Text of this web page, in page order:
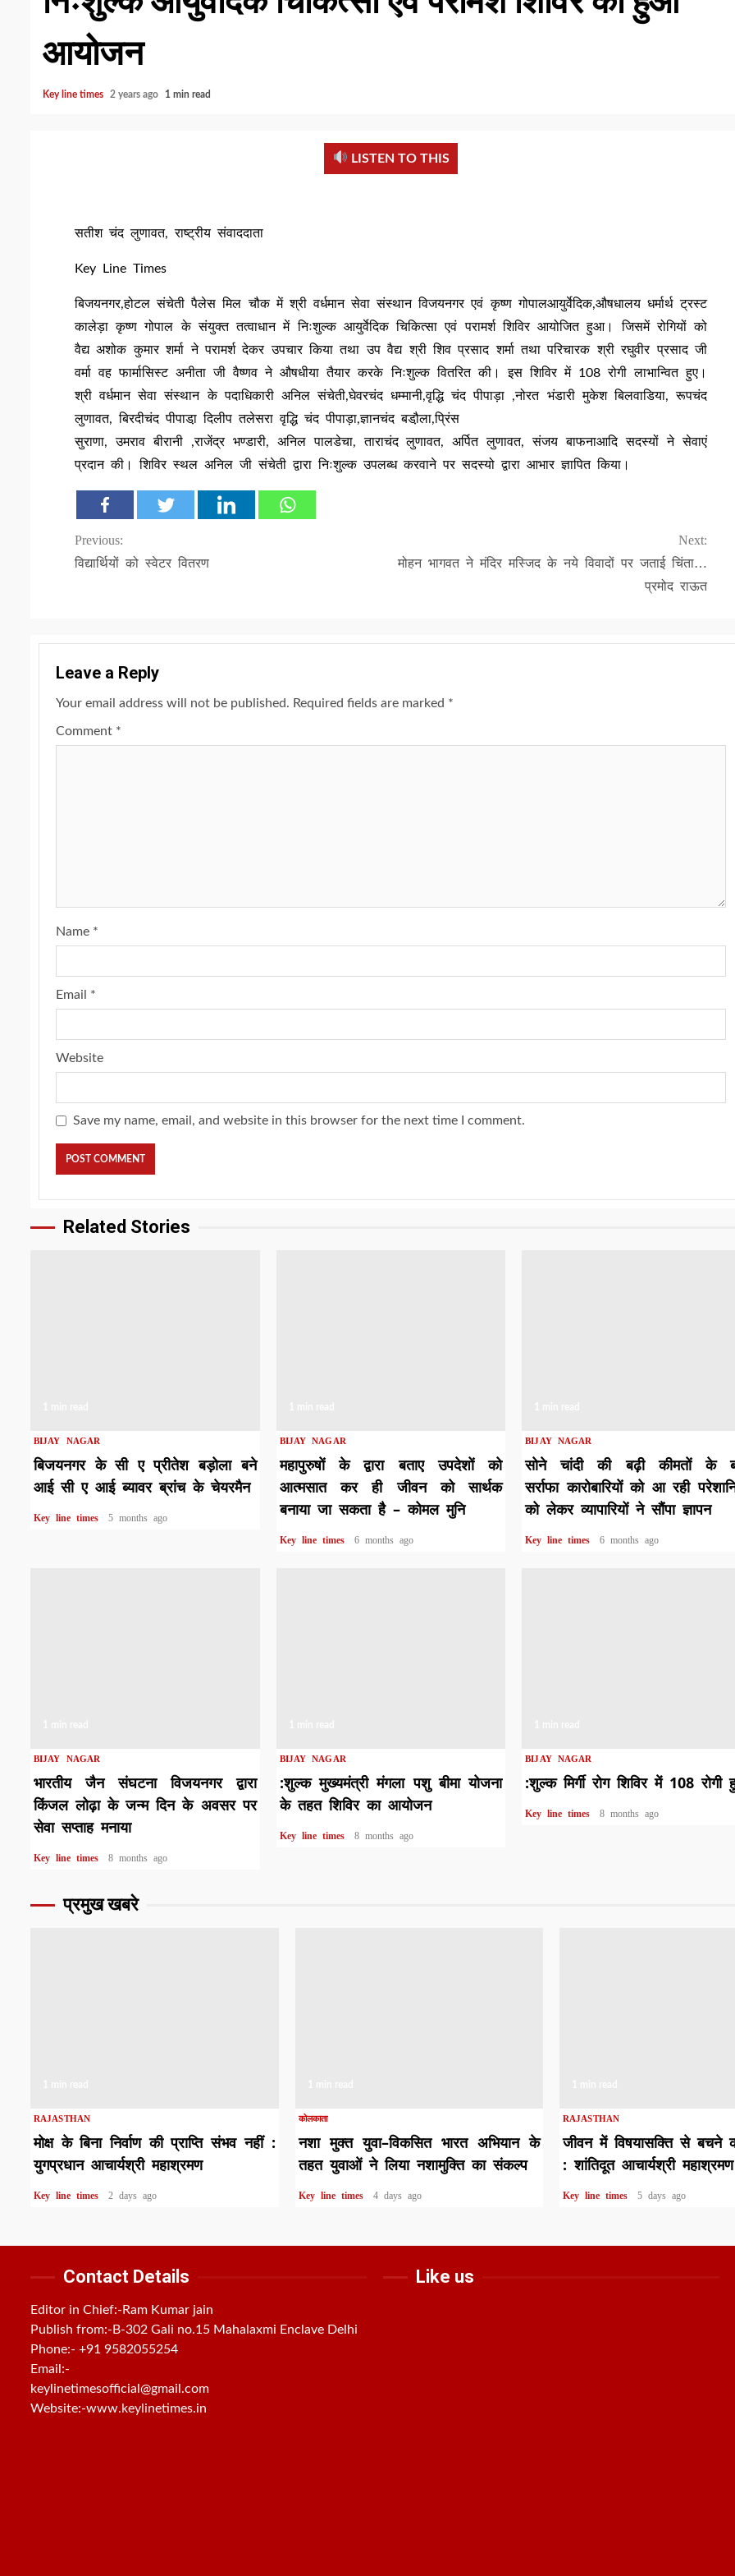
आयोजन
Key line times 2 years ago 1 min read
LISTEN TO THIS
सतीश चंद लुणावत, राष्ट्रीय संवाददाता
Key Line Times
बिजयनगर,होटल संचेती पैलेस मिल चौक में श्री वर्धमान सेवा संस्थान विजयनगर एवं कृष्ण गोपालआयुर्वेदिक,औषधालय धर्मार्थ ट्रस्ट
कालेड़ा कृष्ण गोपाल के संयुक्त तत्वाधान में निःशुल्क आयुर्वेदिक चिकित्सा एवं परामर्श शिविर आयोजित हुआ। जिसमें रोगियों को
वैद्य अशोक कुमार शर्मा ने परामर्श देकर उपचार किया तथा उप वैद्य श्री शिव प्रसाद शर्मा तथा परिचारक श्री रघुवीर प्रसाद जी
वर्मा वह फार्मासिस्ट अनीता जी वैष्णव ने औषधीया तैयार करके निःशुल्क वितरित की। इस शिविर में 108 रोगी लाभान्वित हुए।
श्री वर्धमान सेवा संस्थान के पदाधिकारी अनिल संचेती,घेवरचंद धम्मानी,वृद्धि चंद पीपाड़ा ,नोरत भंडारी मुकेश बिलवाडिया, रूपचंद
लुणावत, बिरदीचंद पीपाडा़ दिलीप तलेसरा वृद्धि चंद पीपाड़ा,ज्ञानचंद बडौ़ला,प्रिंस
सुराणा, उमराव बीरानी ,राजेंद्र भण्डारी, अनिल पालडेचा, ताराचंद लुणावत, अर्पित लुणावत, संजय बाफनाआदि सदस्यों ने सेवाएं
प्रदान की। शिविर स्थल अनिल जी संचेती द्वारा निःशुल्क उपलब्ध करवाने पर सदस्यो द्वारा आभार ज्ञापित किया।
Continue
Previous:
विद्यार्थियों को स्वेटर वितरण
Next:
मोहन भागवत ने मंदिर मस्जिद के नये विवादों पर जताई चिंता…
प्रमोद राऊत
Leave a Reply
Your email address will not be published. Required fields are marked *
Comment *
Name *
Email *
Website
Save my name, email, and website in this browser for the next time I comment.
Related Stories
BIJAY NAGAR
बिजयनगर के सी ए प्रीतेश बड़ोला बने
आई सी ए आई ब्यावर ब्रांच के चेयरमैन
Key line times 5 months ago
BIJAY NAGAR
महापुरुषों के द्वारा बताए उपदेशों को
आत्मसात कर ही जीवन को सार्थक
बनाया जा सकता है – कोमल मुनि
Key line times 6 months ago
BIJAY NAGAR
सोने चांदी की बढ़ी कीमतों के
सर्राफा कारोबारियों को आ रही
को लेकर व्यापारियों ने सौंपा ज्ञापन
Key line times 6 months ago
BIJAY NAGAR
भारतीय जैन संघटना विजयनगर द्वारा
किंजल लोढ़ा के जन्म दिन के अवसर पर
सेवा सप्ताह मनाया
Key line times 8 months ago
BIJAY NAGAR
:शुल्क मुख्यमंत्री मंगला पशु बीमा योजना
के तहत शिविर का आयोजन
Key line times 8 months ago
BIJAY NAGAR
:शुल्क मिर्गी रोग शिविर में 108 रोगी
Key line times 8 months ago
प्रमुख खबरे
RAJASTHAN
मोक्ष के बिना निर्वाण की प्राप्ति संभव नहीं :
युगप्रधान आचार्यश्री महाश्रमण
Key line times 2 days ago
कोलकाता
नशा मुक्त युवा–विकसित भारत अभियान के
तहत युवाओं ने लिया नशामुक्ति का संकल्प
Key line times 4 days ago
RAJASTHAN
जीवन में विषयासक्ति से बचने
: शांतिदूत आचार्यश्री महाश्रमण
Key line times 5 days ago
Contact Details
Editor in Chief:-Ram Kumar jain
Publish from:- B-302 Gali no.15 Mahalaxmi Enclave Delhi
Phone:- +91 9582055254
Email:-
keylinetimesofficial@gmail.com
Website:-www.keylinetimes.in
Like us